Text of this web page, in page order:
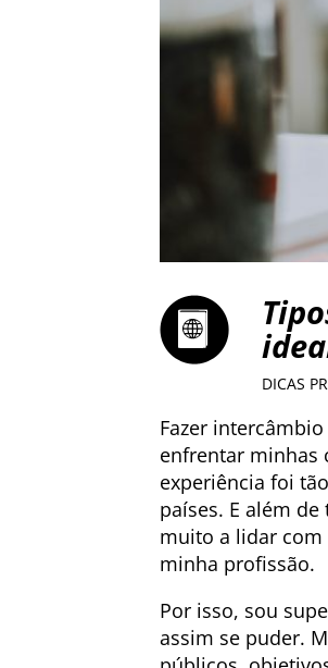
DICAS
Fazer
enfrentar minhas
experiência foi
países. E além
muito a lidar com
minha profissão.
Por isso, sou
assim se puder.